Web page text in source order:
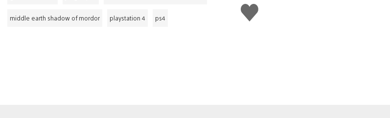
middle earth shadow of mordor playstation 4 ps4
Me
gusta